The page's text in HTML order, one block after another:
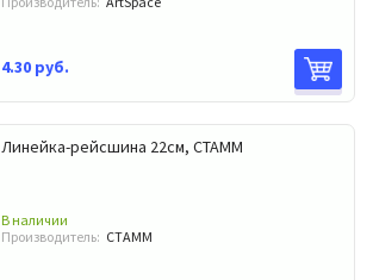
4.30 руб.
Линейка-рейсшина 22см, СТАММ
В наличии
Производитель: СТАММ